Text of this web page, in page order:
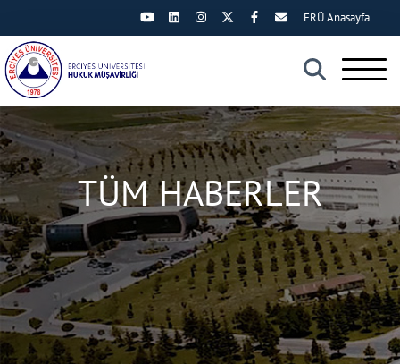
×
ERÜ Anasayfa
TÜM HABERLER